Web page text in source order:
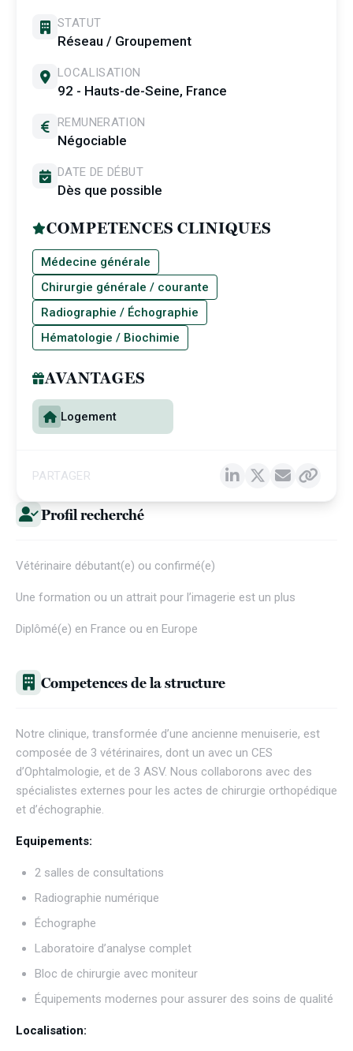
Profil recherché
Vétérinaire débutant(e) ou confirmé(e)
Une formation ou un attrait pour l’imagerie est un plus
Diplômé(e) en France ou en Europe
Competences de la structure
Notre clinique, transformée d’une ancienne menuiserie, est
composée de 3 vétérinaires, dont un avec un CES
d’Ophtalmologie, et de 3 ASV. Nous collaborons avec des
spécialistes externes pour les actes de chirurgie orthopédique
et d’échographie.
Equipements:
2 salles de consultations
Radiographie numérique
Échographe
Laboratoire d’analyse complet
Bloc de chirurgie avec moniteur
Équipements modernes pour assurer des soins de qualité
Localisation:
STATUT
Réseau / Groupement
LOCALISATION
92 - Hauts-de-Seine, France
REMUNERATION
Négociable
DATE DE DÉBUT
Dès que possible
COMPETENCES CLINIQUES
Médecine générale
Chirurgie générale / courante
Radiographie / Échographie
Hématologie / Biochimie
AVANTAGES
Logement
PARTAGER